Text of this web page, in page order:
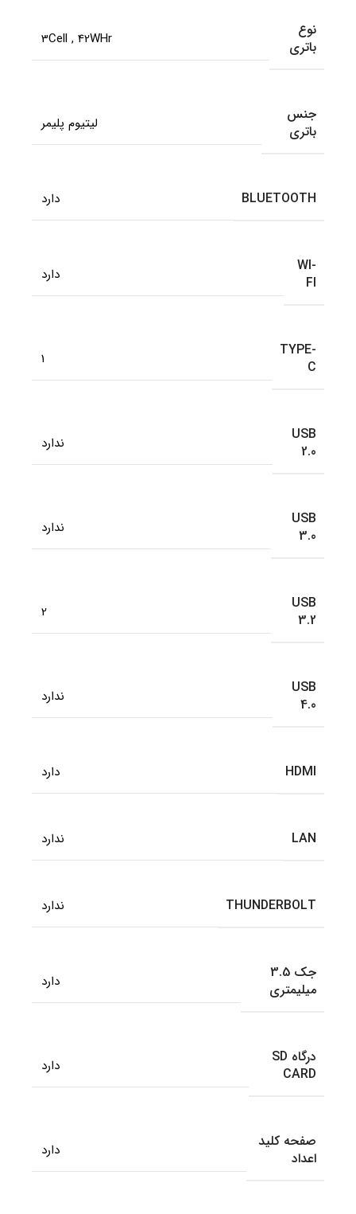
نوع
باتری
3Cell , 42WHr
جنس
باتری
لیتیوم پلیمر
BLUETOOTH دارد
WI-
FI
دارد
TYPE-
C
1
USB
2.0
ندارد
USB
3.0
ندارد
USB
3.2
2
USB
4.0
ندارد
HDMI دارد
LAN ندارد
THUNDERBOLT ندارد
جک 3.5
میلیمتری
دارد
درگاه SD
CARD
دارد
صفحه کلید
اعداد
دارد